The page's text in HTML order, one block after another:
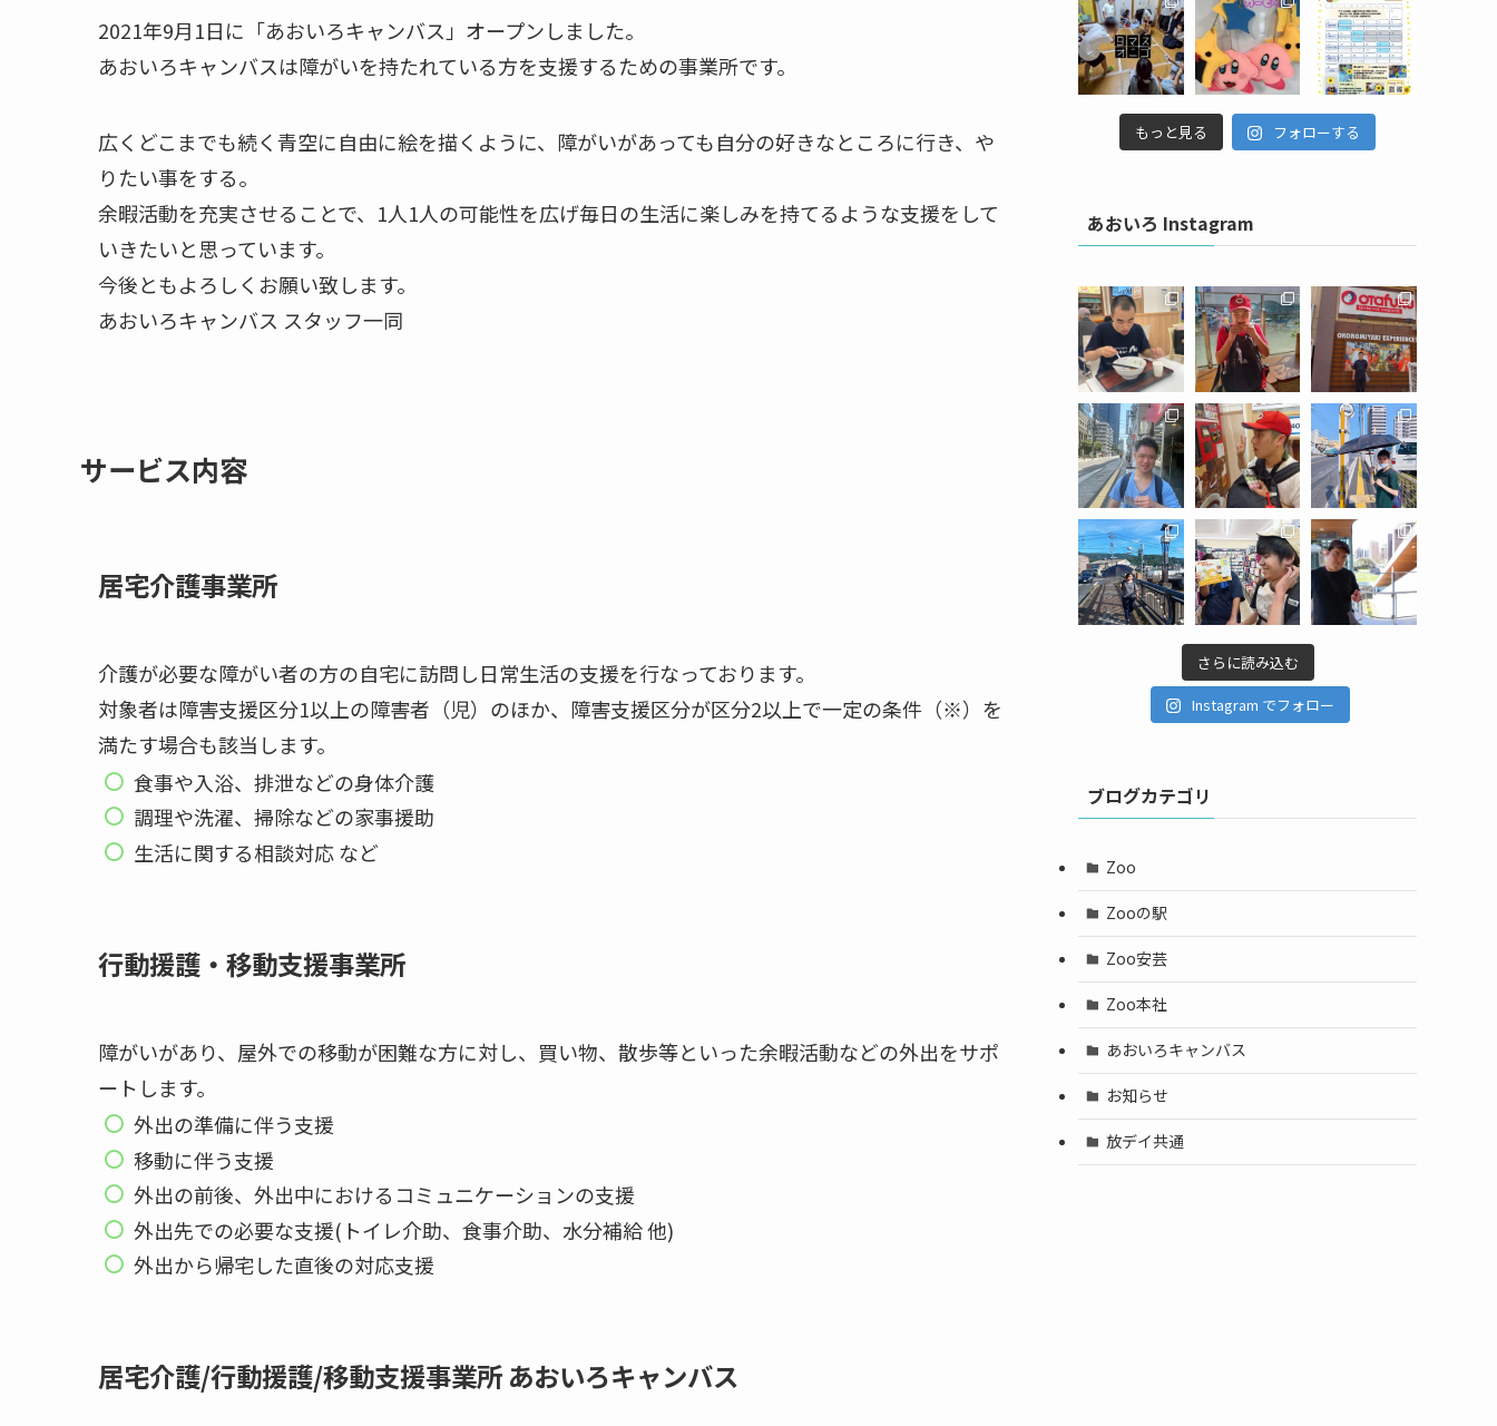
2021年9月1日に「あおいろキャンバス」オープンしました。
あおいろキャンバスは障がいを持たれている方を支援するための事業所です。
広くどこまでも続く青空に自由に絵を描くように、障がいがあっても自分の好きなところに行き、や
りたい事をする。
余暇活動を充実させることで、1人1人の可能性を広げ毎日の生活に楽しみを持てるような支援をして
いきたいと思っています。
今後ともよろしくお願い致します。
あおいろキャンバス スタッフ一同
サービス内容
居宅介護事業所
介護が必要な障がい者の方の自宅に訪問し日常生活の支援を行なっております。
対象者は障害支援区分1以上の障害者（児）のほか、障害支援区分が区分2以上で一定の条件（※）を
満たす場合も該当します。
食事や入浴、排泄などの身体介護
調理や洗濯、掃除などの家事援助
生活に関する相談対応 など
行動援護・移動支援事業所
障がいがあり、屋外での移動が困難な方に対し、買い物、散歩等といった余暇活動などの外出をサポ
ートします。
外出の準備に伴う支援
移動に伴う支援
外出の前後、外出中におけるコミュニケーションの支援
外出先での必要な支援(トイレ介助、食事介助、水分補給 他)
外出から帰宅した直後の対応支援
居宅介護/行動援護/移動支援事業所 あおいろキャンバス
もっと見る フォローする
あおいろ Instagram
さらに読み込む
Instagram でフォロー
ブログカテゴリ
Zoo
Zooの駅
Zoo安芸
Zoo本社
あおいろキャンバス
お知らせ
放デイ共通